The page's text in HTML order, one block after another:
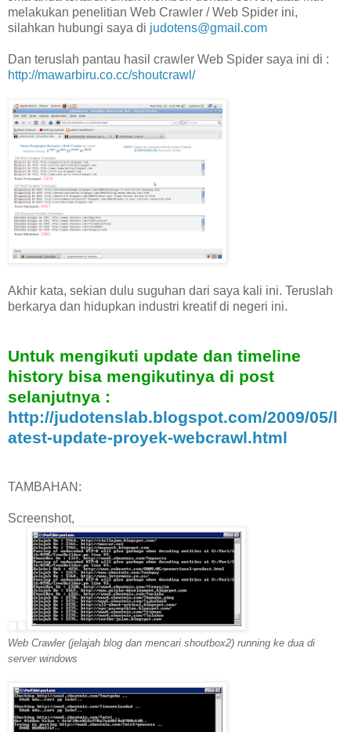
melakukan penelitian Web Crawler / Web Spider ini,
silahkan hubungi saya di judotens@gmail.com
Dan teruslah pantau hasil crawler Web Spider saya ini di :
http://mawarbiru.co.cc/shoutcrawl/
Akhir kata, sekian dulu suguhan dari saya kali ini. Teruslah
berkarya dan hidupkan industri kreatif di negeri ini.
Untuk mengikuti update dan timeline
history bisa mengikutinya di post
selanjutnya :
http://judotenslab.blogspot.com/2009/05/l
atest-update-proyek-webcrawl.html
TAMBAHAN:
Screenshot,
Web Crawler (jelajah blog dan mencari shoutbox2) running ke dua di
server windows